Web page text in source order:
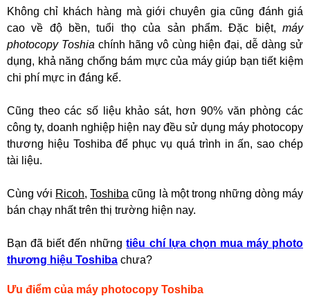
Không chỉ khách hàng mà giới chuyên gia cũng đánh giá
cao về độ bền, tuổi thọ của sản phẩm. Đặc biệt, máy
photocopy Toshia chính hãng vô cùng hiện đại, dễ dàng sử
dụng, khả năng chống bám mực của máy giúp bạn tiết kiệm
chi phí mực in đáng kể.
Cũng theo các số liệu khảo sát, hơn 90% văn phòng các
công ty, doanh nghiệp hiện nay đều sử dụng máy photocopy
thương hiệu Toshiba để phục vụ quá trình in ấn, sao chép
tài liệu.
Cùng với Ricoh,Toshiba cũng là một trong những dòng máy
bán chạy nhất trên thị trường hiện nay.
Bạn đã biết đến nhữngtiêu chí lựa chọn mua máy photo
thương hiệu Toshiba chưa?
Ưu điểm của máy photocopy Toshiba